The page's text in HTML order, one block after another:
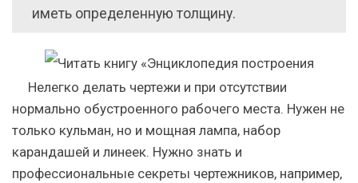
иметь определенную толщину.
Нелегко делать чертежи и при отсутствии
нормально обустроенного рабочего места. Нужен не
только кульман, но и мощная лампа, набор
карандашей и линеек. Нужно знать и
профессиональные секреты чертежников, например,